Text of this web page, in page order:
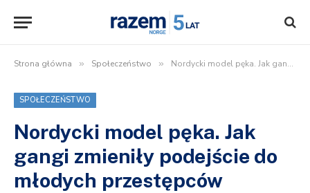
Strona główna » Społeczeństwo » Nordycki model pęka. Jak gangi zmieniły podejście do młodych przestępców
SPOŁECZEŃSTWO
Nordycki model pęka. Jak
gangi zmieniły podejście do
młodych przestępców